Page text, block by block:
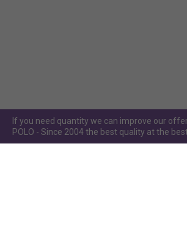
If you need quantity we can improve our
POLO - Since 2004 the best quality at the